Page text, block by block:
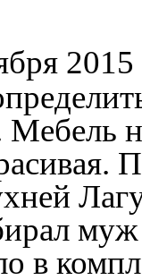
Мебель
в